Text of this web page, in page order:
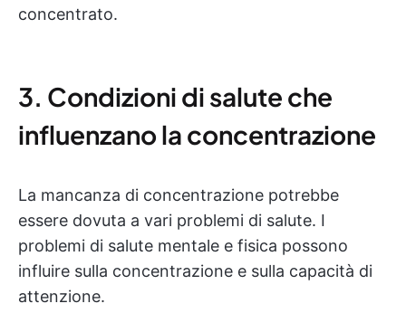
concentrato.
3. Condizioni di salute che
influenzano la concentrazione
La mancanza di concentrazione potrebbe
essere dovuta a vari problemi di salute. I
problemi di salute mentale e fisica possono
influire sulla concentrazione e sulla capacità di
attenzione.